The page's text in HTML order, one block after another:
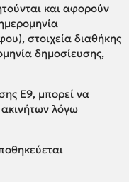
και αφορούν
στοιχεία διαθήκης
δημοσίευσης,
Ε9, μπορεί να
λόγω